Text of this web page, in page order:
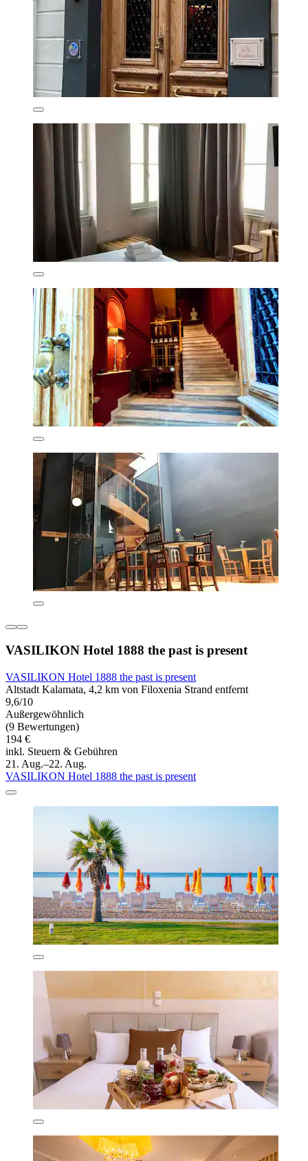
VASILIKON Hotel 1888 the past is present
VASILIKON Hotel 1888 the past is present
Altstadt Kalamata, 4,2 km von Filoxenia Strand entfernt
9,6/10
Außergewöhnlich
(9 Bewertungen)
194 €
inkl. Steuern & Gebühren
21. Aug.–22. Aug.
VASILIKON Hotel 1888 the past is present